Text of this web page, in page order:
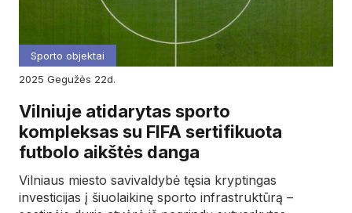
Sporto objektai
2025
gegužės 22d.
Vilniuje atidarytas sporto
kompleksas su FIFA sertifikuota
futbolo aikštės danga
Vilniaus miesto savivaldybė tęsia kryptingas
investicijas į šiuolaikinę sporto infrastruktūrą –